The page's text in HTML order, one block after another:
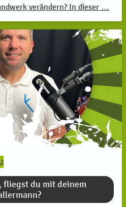
verändern? In dieser …
fliegst du mit deinem